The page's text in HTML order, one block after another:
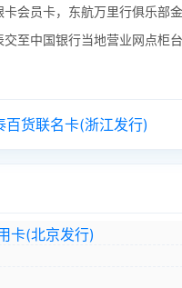
会员卡，东航万里行俱乐部
至中国银行当地营业网点柜台
百货联名卡(浙江发行)
卡(北京发行)